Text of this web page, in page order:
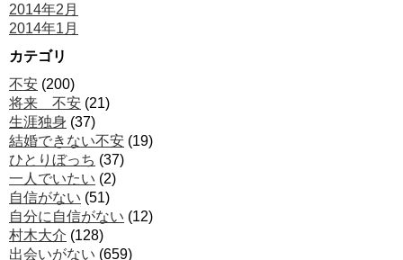
2014年2月
2014年1月
カテゴリ
不安 (200)
将来 不安 (21)
生涯独身 (37)
結婚できない不安 (19)
ひとりぼっち (37)
一人でいたい (2)
自信がない (51)
自分に自信がない (12)
村木大介 (128)
出会いがない (659)